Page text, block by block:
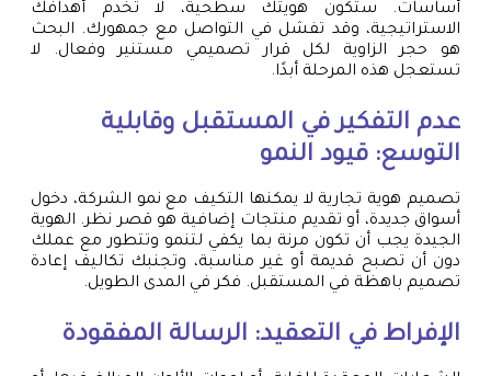
أساسات. ستكون هويتك سطحية، لا تخدم أهدافك
الاستراتيجية، وقد تفشل في التواصل مع جمهورك. البحث
هو حجر الزاوية لكل قرار تصميمي مستنير وفعال. لا
تستعجل هذه المرحلة أبدًا.
عدم التفكير في المستقبل وقابلية
التوسع: قيود النمو
تصميم هوية تجارية لا يمكنها التكيف مع نمو الشركة، دخول
أسواق جديدة، أو تقديم منتجات إضافية هو قصر نظر. الهوية
الجيدة يجب أن تكون مرنة بما يكفي لتنمو وتتطور مع عملك
دون أن تصبح قديمة أو غير مناسبة، وتجنبك تكاليف إعادة
تصميم باهظة في المستقبل. فكر في المدى الطويل.
الإفراط في التعقيد: الرسالة المفقودة